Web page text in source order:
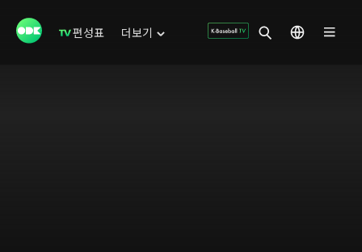
편성표 더보기